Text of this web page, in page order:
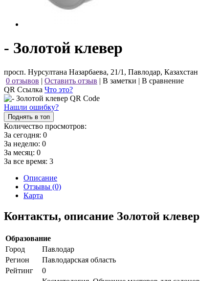
- Золотой клевер
просп. Нурсултана Назарбаева, 21/1, Павлодар, Казахстан
0 отзывов | Оставить отзыв | В заметки | В сравнение
QR Ссылка Что это?
Нашли ошибку?
Поднять в топ
Количество просмотров:
За сегодня: 0
За неделю: 0
За месяц: 0
За все время: 3
Описание
Отзывы (0)
Карта
Контакты, описание Золотой клевер
Образование
Город
Павлодар
Регион
Павлодарская область
Рейтинг
0